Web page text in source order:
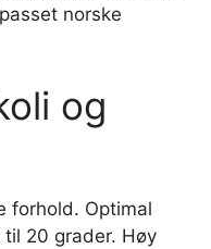
norske
og
forhold. Optimal
20 grader. Høy